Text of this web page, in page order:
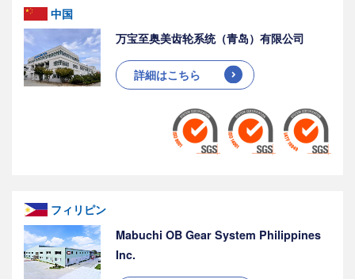
中国
万宝至奥美齿轮系统（青岛）有限公司
詳細はこちら
フィリピン
Mabuchi OB Gear System Philippines
Inc.